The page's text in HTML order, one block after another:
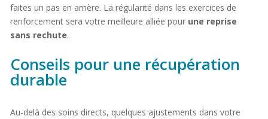
faites un pas en arrière. La régularité dans les exercices de
renforcement sera votre meilleure alliée pour une reprise
sans rechute.
Conseils pour une récupération
durable
Au-delà des soins directs, quelques ajustements dans votre